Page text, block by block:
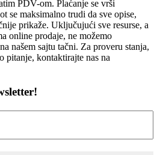
PDV-om. Plaćanje se vrši
se maksimalno trudi da sve opise,
prikaže. Uključujući sve resurse, a
online prodaje, ne možemo
našem sajtu tačni. Za proveru stanja,
pitanje, kontaktirajte nas na